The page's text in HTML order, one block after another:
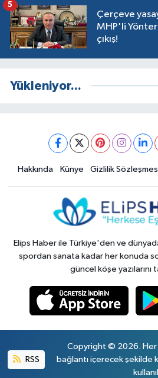
Çerçeve
MHP'li
çıkış!
5
Yükleniyor...
Hakkında Künye Gizlilik
Elips Haber ile Türkiye'den ve
spordan sanata kadar her konuda
güncel köşe yazılarını
RSS
Copyright © 2026. Her
bağlantı içerecek şekilde